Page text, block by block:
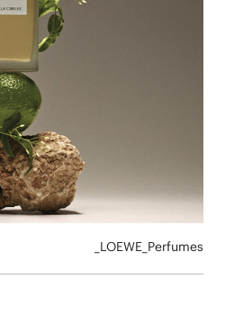
LOEWE_Perfumes_